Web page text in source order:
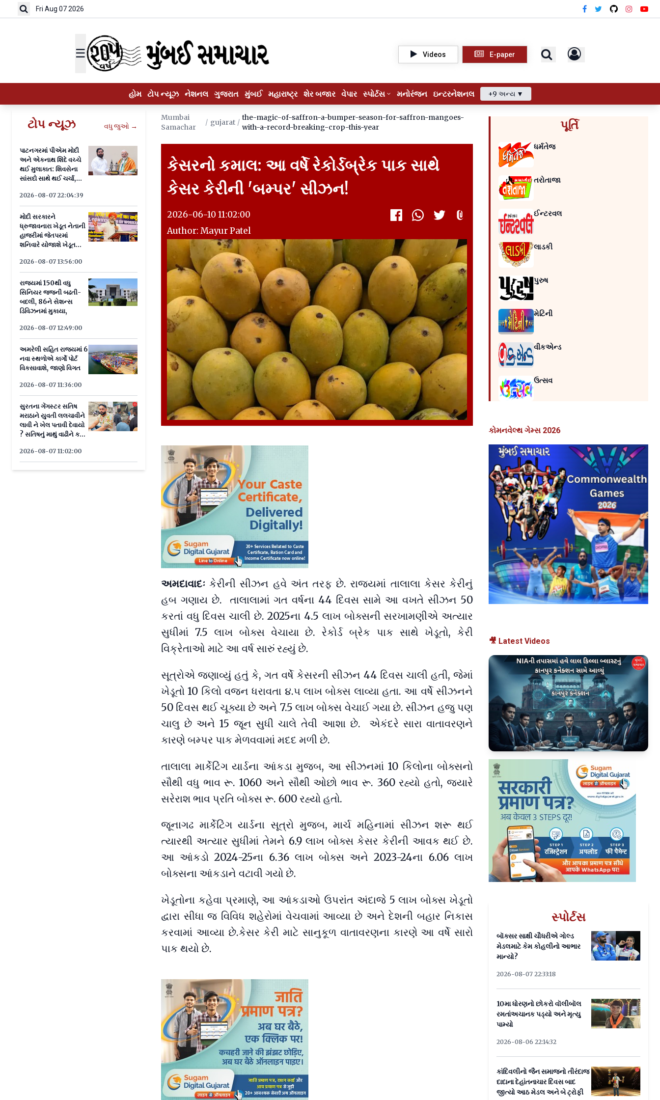
Fri Aug 07 2026
☰ Videos E-paper
હોમ ટોપ ન્યૂઝ નેશનલ ગુજરાત મુંબઈ મહારાષ્ટ્ર શેર બજાર વેપાર સ્પોર્ટસ મનોરંજન ઇન્ટરનેશનલ +9 અન્ય ▼
ટોપ ન્યૂઝ વધુ જુઓ →
પાટનગરમાં પીએમ મોદી
અને એકનાથ શિંદે વચ્ચે
થઈ મુલાકાત: શિવસેના
સાંસદો સાથે થઈ ચર્ચા,
2026-08-07 22:04:39
મોદી સરકારને
ધ્રુજાવનારા ખેડૂત નેતાની
હાજરીમાં જેતપરમાં
શનિવારે યોજાશે ખેડૂત
2026-08-07 13:56:00
રાજ્યમાં 150થી વધુ
સિનિયર જજની બઢતી-
બદલી, 86ને સેશન્સ
ડિવિઝનમાં મુકાયા,
2026-08-07 12:49:00
અમરેલી સહિત રાજ્યમાં 6
નવા સ્થળોએ કાર્ગો પોર્ટ
વિકસાવાશે, જાણો વિગત
2026-08-07 11:36:00
સુરતના ગેંગસ્ટર સતિષ
મરાઠાને યુવતી લલચાવીને
લાવી ને ખેલ પતાવી દેવાયો
? સતિષનું માથું વાઢીને ક્યાં
2026-08-07 11:02:00
Mumbai
Samachar
/ gujarat /
the-magic-of-saffron-a-bumper-season-for-saffron-mangoes-
with-a-record-breaking-crop-this-year
કેસરનો કમાલ: આ વર્ષે રેકોર્ડબ્રેક પાક સાથે
કેસર કેરીની 'બમ્પર' સીઝન!
2026-06-10 11:02:00
Author: Mayur Patel
અમદાવાદઃ કેરીની સીઝન હવે અંત તરફ છે. રાજ્યમાં તાલાલા કેસર કેરીનું
હબ ગણાય છે. તાલાલામાં ગત વર્ષના 44 દિવસ સામે આ વખતે સીઝન 50
કરતાં વધુ દિવસ ચાલી છે. 2025ના 4.5 લાખ બોક્સની સરખામણીએ અત્યાર
સુધીમાં 7.5 લાખ બોક્સ વેચાયા છે. રેકોર્ડ બ્રેક પાક સાથે ખેડૂતો, કેરી
વિક્રેતાઓ માટે આ વર્ષ સારું રહ્યું છે.
સૂત્રોએ જણાવ્યું હતું કે, ગત વર્ષે કેસરની સીઝન 44 દિવસ ચાલી હતી, જેમાં
ખેડૂતો 10 કિલો વજન ધરાવતા ૪.૫ લાખ બોક્સ લાવ્યા હતા. આ વર્ષે સીઝનને
50 દિવસ થઈ ચૂક્યા છે અને 7.5 લાખ બોક્સ વેચાઈ ગયા છે. સીઝન હજુ પણ
ચાલુ છે અને 15 જૂન સુધી ચાલે તેવી આશા છે. એકંદરે સારા વાતાવરણને
કારણે બમ્પર પાક મેળવવામાં મદદ મળી છે.
તાલાલા માર્કેટિંગ યાર્ડના આંકડા મુજબ, આ સીઝનમાં 10 કિલોના બોક્સનો
સૌથી વધુ ભાવ રૂ. 1060 અને સૌથી ઓછો ભાવ રૂ. 360 રહ્યો હતો, જ્યારે
સરેરાશ ભાવ પ્રતિ બોક્સ રૂ. 600 રહ્યો હતો.
જૂનાગઢ માર્કેટિંગ યાર્ડના સૂત્રો મુજબ, માર્ચ મહિનામાં સીઝન શરૂ થઈ
ત્યારથી અત્યાર સુધીમાં તેમને 6.9 લાખ બોક્સ કેસર કેરીની આવક થઈ છે.
આ આંકડો 2024-25ના 6.36 લાખ બોક્સ અને 2023-24ના 6.06 લાખ
બોક્સના આંકડાને વટાવી ગયો છે.
ખેડૂતોના કહેવા પ્રમાણે, આ આંકડાઓ ઉપરાંત અંદાજે 5 લાખ બોક્સ ખેડૂતો
દ્વારા સીધા જ વિવિધ શહેરોમાં વેચવામાં આવ્યા છે અને દેશની બહાર નિકાસ
કરવામાં આવ્યા છે.કેસર કેરી માટે સાનુકૂળ વાતાવરણના કારણે આ વર્ષે સારો
પાક થયો છે.
પૂર્તિ
ધર્મતેજ
તરોતાજા
ઈન્ટરવલ
લાડકી
પુરુષ
મેટિની
વીકએન્ડ
ઉત્સવ
કોમનવેલ્થ ગેમ્સ 2026
🎥 Latest Videos
▶
સ્પોર્ટસ
બૉક્સર સાક્ષી ચૌધરીએ ગોલ્ડ
મેડલમાટે કેમ કોહલીનો આભાર
માન્યો?
2026-08-07 22:33:18
10મા ધોરણનો છોકરો વૉલીબૉલ
રમતાંઅચાનક પડ્યો અને મૃત્યુ
પામ્યો
2026-08-06 22:14:32
કાંદિવલીનો જૈન સમાજનો તીરંદાજ
દાદાના દેહાંતનાચાર દિવસ બાદ
જીત્યો આઠ મેડલ અને બે ટ્રોફી